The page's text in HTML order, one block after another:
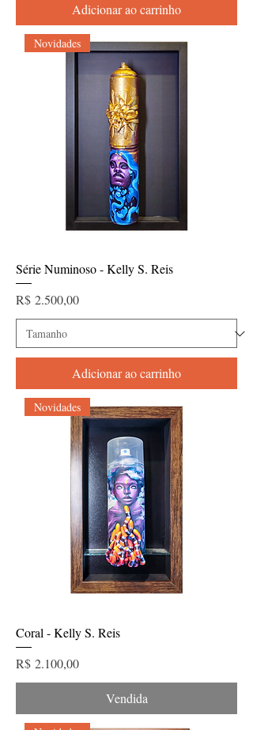
Adicionar ao carrinho
Novidades
Série Numinoso - Kelly S. Reis
Preço
R$ 2.500,00
Adicionar ao carrinho
Novidades
Coral - Kelly S. Reis
Preço
R$ 2.100,00
Vendida